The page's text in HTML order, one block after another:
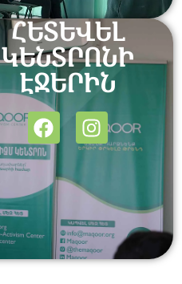
ՀԵՏԵՎԵԼ
ԿԵՆՏՐՈՆԻ
ԷՋԵՐԻՆ